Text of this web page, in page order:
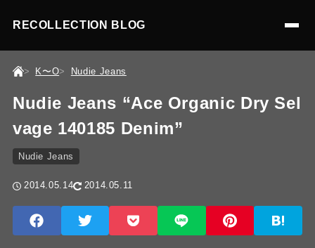
RECOLLECTION BLOG
K〜O Nudie Jeans
Nudie Jeans “Ace Organic Dry Sel
vage 140185 Denim”
Nudie Jeans
2014.05.14 2014.05.11